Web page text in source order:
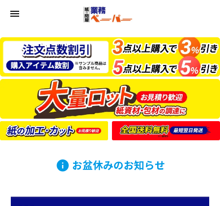
menu
info お盆休みのお知らせ